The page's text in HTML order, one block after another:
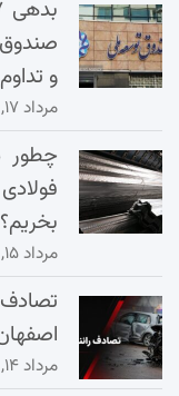
و
مرداد ۱۷, ۱۴۰۵
چطور
بخریم؟
مرداد ۱۵, ۱۴۰۵
تصادف
اصفهان ۵ مصدوم بر جای
مرداد ۱۴, ۱۴۰۵